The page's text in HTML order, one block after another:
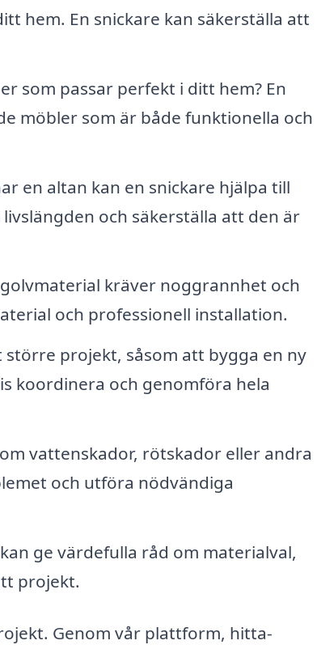
hem. En snickare kan säkerställa att
som passar perfekt i ditt hem? En
möbler som är både funktionella och
en altan kan en snickare hjälpa till
och säkerställa att den är
kräver noggrannhet och
och professionell installation.
projekt, såsom att bygga en ny
koordinera och genomföra hela
vattenskador, rötskador eller andra
och utföra nödvändiga
ge värdefulla råd om materialval,
projekt.
Genom vår plattform, hitta-